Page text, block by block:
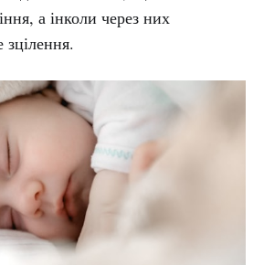
а інколи через них